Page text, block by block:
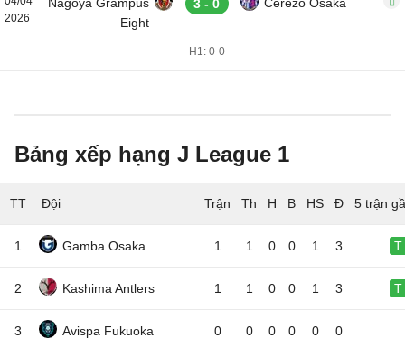
2026
Eight
3 - 0
H1: 0-0
Bảng xếp hạng J League 1
TT Đội 5 trận
1 Gamba Osaka 1 1 0 0 1 3 T
2 Kashima Antlers 1 1 0 0 1 3 T
3 Avispa Fukuoka 0 0 0 0 0 0